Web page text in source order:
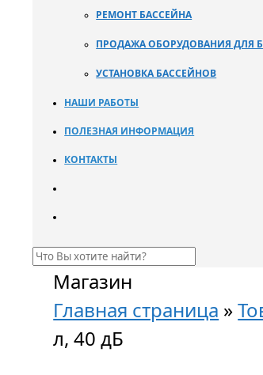
РЕМОНТ БАССЕЙНА
ПРОДАЖА ОБОРУДОВАНИЯ ДЛЯ
УСТАНОВКА БАССЕЙНОВ
НАШИ РАБОТЫ
ПОЛЕЗНАЯ ИНФОРМАЦИЯ
КОНТАКТЫ
Магазин
Главная страница »
л, 40 дБ